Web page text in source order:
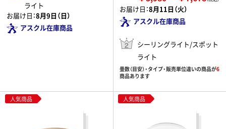
ライト
お届け日：8月9日（日）
アスクル在庫商品
お届け日：8月11日（火）
アスクル在庫商品
シーリングライト/スポット
ライト
畳数（目安）・タイプ・販売単位違いの商品が6
商品あります
人気商品 人気商品